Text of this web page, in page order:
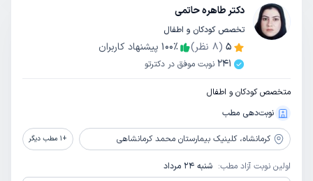
دکتر طاهره حاتمی
تخصص کودکان و اطفال
5
(
8 نظر) 100٪
پیشنهاد کاربران
241 نوبت موفق در دکترتو
متخصص کودکان و اطفال
نوبت‌دهی مطب
کرمانشاه،کلینیک بیمارستان محمد کرمانشاهی +
1 مطب دیگر
اولین نوبت آزاد مطب: شنبه 24 مرداد